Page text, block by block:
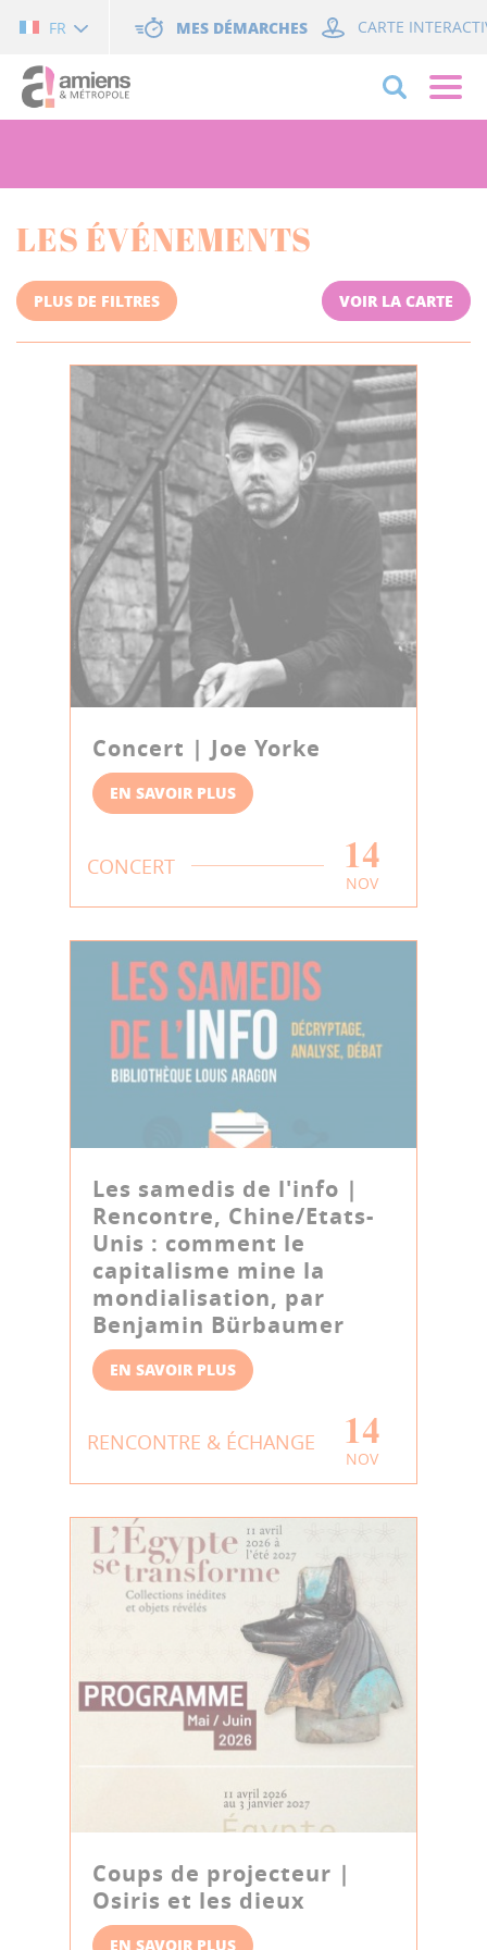
FR MES DÉMARCHES CARTE
LES ÉVÉNEMENTS
PLUS DE FILTRES VOIR LA CARTE
Concert | Joe Yorke
EN SAVOIR PLUS
CONCERT 14
NOV
Les samedis de l'info |
Rencontre, Chine/Etats-
Unis : comment le
capitalisme mine la
mondialisation, par
Benjamin Bürbaumer
EN SAVOIR PLUS
RENCONTRE & ÉCHANGE 14
NOV
Coups de projecteur |
Osiris et les dieux
EN SAVOIR PLUS